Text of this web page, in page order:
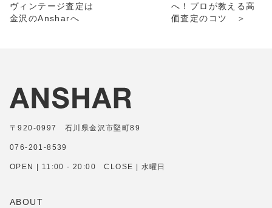
ヴィンテージ査定は
金沢のAnsharへ
へ！プロが教える高
価査定のコツ ＞
〒920-0997 石川県金沢市堅町89
076-201-8539
OPEN | 11:00 - 20:00 CLOSE | 水曜日
ABOUT